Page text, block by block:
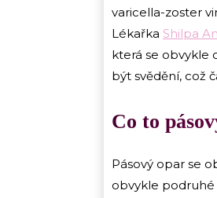
varicella-zoster
Lékařka Shilpa
která se obvykle
být svědění, což
Co to
Pásový opar se
obvykle podruhé